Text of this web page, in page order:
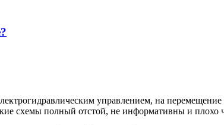
управлением, на
схемы полный отстой, не информативны и плохо